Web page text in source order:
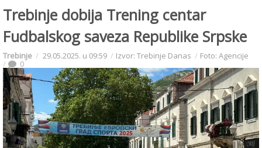
Trebinje dobija Trening centar
Fudbalskog saveza Republike Srpske
Trebinje 29.05.2025. u 09:59 Izvor: Trebinje Danas Foto: Agencije
0